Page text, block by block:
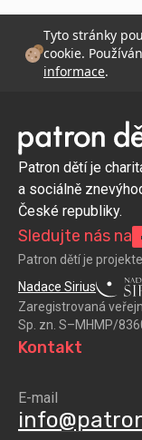
Tyto stránky
cookie.
informace.
Patron dětí je
a sociálně
České republiky.
Sledujte nás na
Patron dětí je
Nadace Sirius
Zaregistrovaná
Sp. zn. S–MHMP/
Kontakt
E-mail